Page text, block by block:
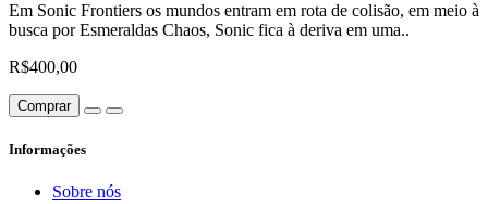
Em Sonic Frontiers os mundos entram em rota de colisão, em meio à
busca por Esmeraldas Chaos, Sonic fica à deriva em uma..
R$400,00
Comprar
Informações
Sobre nós